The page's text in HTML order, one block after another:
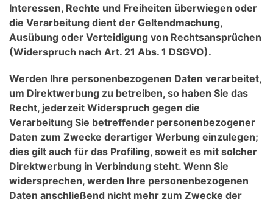
Interessen, Rechte und Freiheiten überwiegen oder
die Verarbeitung dient der Geltendmachung,
Ausübung oder Verteidigung von Rechtsansprüchen
(Widerspruch nach Art. 21 Abs. 1 DSGVO).
Werden Ihre personenbezogenen Daten verarbeitet,
um Direktwerbung zu betreiben, so haben Sie das
Recht, jederzeit Widerspruch gegen die
Verarbeitung Sie betreffender personenbezogener
Daten zum Zwecke derartiger Werbung einzulegen;
dies gilt auch für das Profiling, soweit es mit solcher
Direktwerbung in Verbindung steht. Wenn Sie
widersprechen, werden Ihre personenbezogenen
Daten anschließend nicht mehr zum Zwecke der